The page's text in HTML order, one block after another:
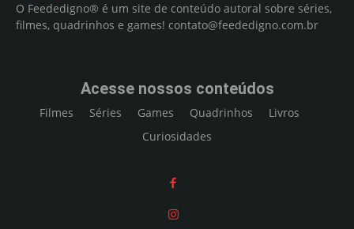
O Feededigno® é um site de conteúdo autoral sobre séries,
filmes, quadrinhos e games! contato@feededigno.com.br
Acesse nossos conteúdos
Filmes Séries Games Quadrinhos
Livros
Curiosidades